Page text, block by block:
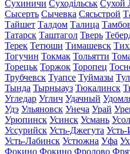
Сухиничи Суходільськ Сухой
Сысерть Сычевка Сясьстрой
Тайшет Талдом Талица
Татарск Таштагол Тверь
Терек Тетюши Тимашевск
Тогучин Токмак Тольятти
Торецьк Торжок Торопец
Трубчевск Туапсе Туймазы
Тында Тырныауз Тюкалинск
Угледар Углич Удачный
Удэ Ульяновск Унеча Урай
Урюпинск Усинск Усмань
Уссурийск Усть-Джегута
Усть-Лабинск Устюжна Уфа
Фокино Фокино Фролово